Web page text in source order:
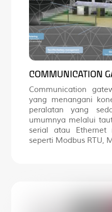
COMMUNICATION
Communication
yang menangani
peralatan yang
umumnya melalui
serial atau Ethernet
seperti Modbus RTU,